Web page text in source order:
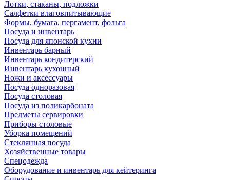
Лотки, стаканы, подложки
Салфетки влаговпитывающие
Формы, бумага, пергамент, фольга
Посуда и инвентарь
Посуда для японской кухни
Инвентарь барный
Инвентарь кондитерский
Инвентарь кухонный
Ножи и аксессуары
Посуда одноразовая
Посуда столовая
Посуда из поликарбоната
Предметы сервировки
Приборы столовые
Уборка помещений
Стеклянная посуда
Хозяйственные товары
Спецодежда
Оборудование и инвентарь для кейтеринга